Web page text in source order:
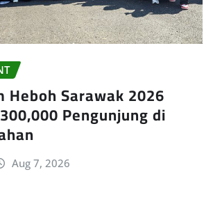
Heboh Sarawak 2026
Pengunjung di
Aug 7, 2026